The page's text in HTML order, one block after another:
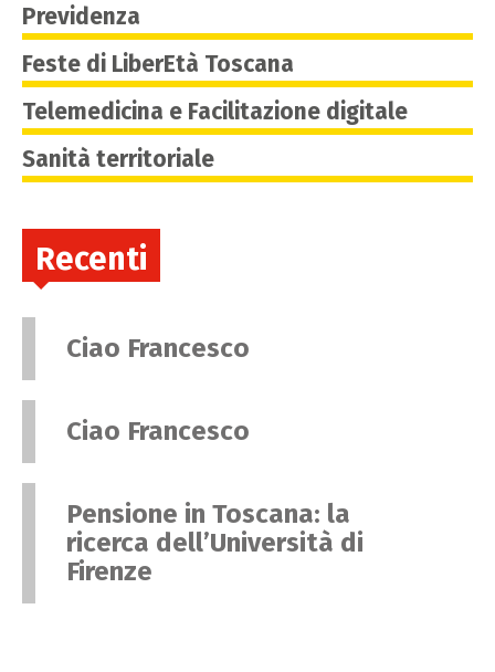
Previdenza
Feste di LiberEtà Toscana
Telemedicina e Facilitazione digitale
Sanità territoriale
Recenti
Ciao Francesco
Ciao Francesco
Pensione in Toscana: la
ricerca dell’Università di
Firenze